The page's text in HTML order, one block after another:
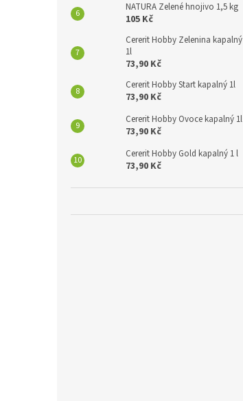
NATURA Zelené hnojivo 1,5 kg
105 Kč
Cererit Hobby Zelenina kapalný
1l
73,90 Kč
Cererit Hobby Start kapalný 1l
73,90 Kč
Cererit Hobby Ovoce kapalný 1l
73,90 Kč
Cererit Hobby Gold kapalný 1 l
73,90 Kč